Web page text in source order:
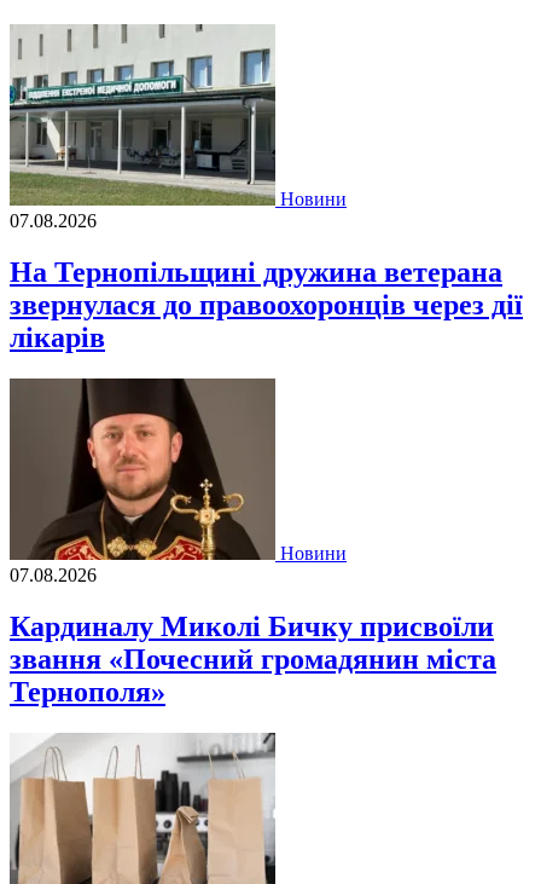
Новини
07.08.2026
На Тернопільщині дружина ветерана
звернулася до правоохоронців через дії
лікарів
Новини
07.08.2026
Кардиналу Миколі Бичку присвоїли
звання «Почесний громадянин міста
Тернополя»